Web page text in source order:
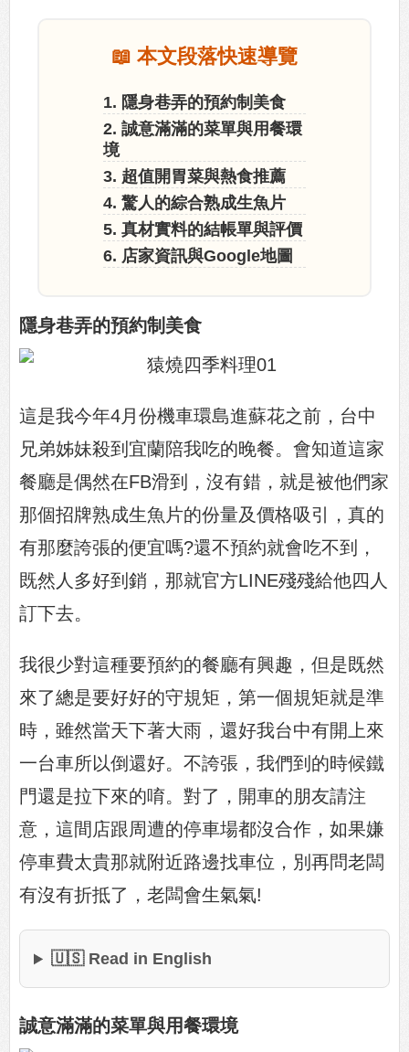
📖 本文段落快速導覽
1. 隱身巷弄的預約制美食
2. 誠意滿滿的菜單與用餐環
境
3. 超值開胃菜與熱食推薦
4. 驚人的綜合熟成生魚片
5. 真材實料的結帳單與評價
6. 店家資訊與Google地圖
隱身巷弄的預約制美食
這是我今年4月份機車環島進蘇花之前，台中
兄弟姊妹殺到宜蘭陪我吃的晚餐。會知道這家
餐廳是偶然在FB滑到，沒有錯，就是被他們家
那個招牌熟成生魚片的份量及價格吸引，真的
有那麼誇張的便宜嗎?還不預約就會吃不到，
既然人多好到銷，那就官方LINE殘殘給他四人
訂下去。
我很少對這種要預約的餐廳有興趣，但是既然
來了總是要好好的守規矩，第一個規矩就是準
時，雖然當天下著大雨，還好我台中有開上來
一台車所以倒還好。不誇張，我們到的時候鐵
門還是拉下來的唷。對了，開車的朋友請注
意，這間店跟周遭的停車場都沒合作，如果嫌
停車費太貴那就附近路邊找車位，別再問老闆
有沒有折抵了，老闆會生氣氣!
🇺🇸 Read in English
誠意滿滿的菜單與用餐環境